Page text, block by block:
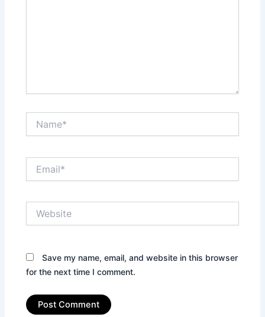
Save my name, email, and website in this browser
for the next time I comment.